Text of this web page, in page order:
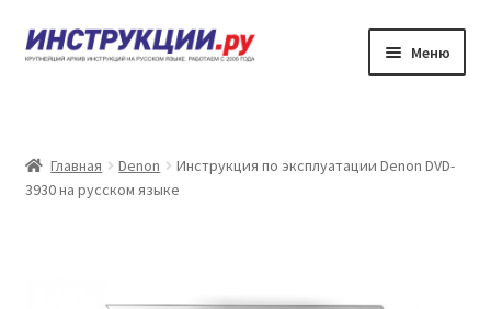
Перейти
к
Перейти
к
Меню
Каталог инструкций по эксплуатации
Главная Denon
Инструкция по эксплуатации Denon DVD-
3930 на русском языке